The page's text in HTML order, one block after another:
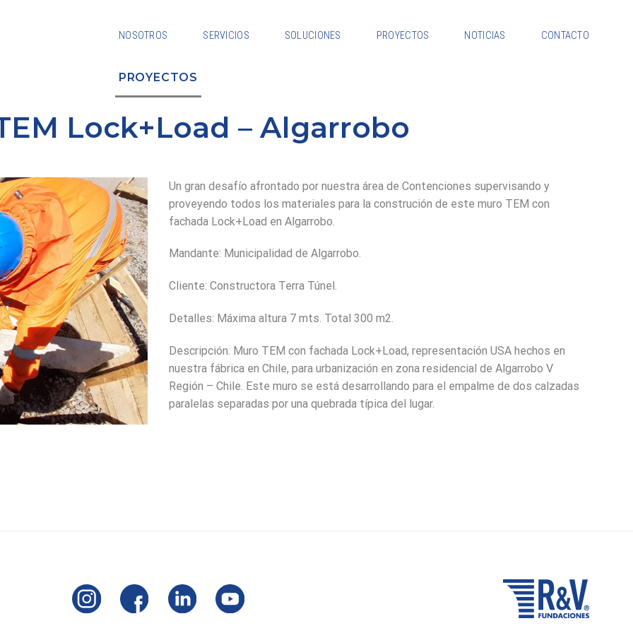
NOSOTROS SERVICIOS SOLUCIONES PROYECTOS NOTICIAS CONTACTO
PROYECTOS
Lock+Load – Algarrobo
Un gran desafío afrontado por nuestra área de Contenciones supervisando y
proveyendo todos los materiales para la construción de este muro TEM con
fachada Lock+Load en Algarrobo.
Mandante: Municipalidad de Algarrobo.
Cliente: Constructora Terra Túnel.
Detalles: Máxima altura 7 mts. Total 300 m2.
Descripción: Muro TEM con fachada Lock+Load, representación USA hechos en
nuestra fábrica en Chile, para urbanización en zona residencial de Algarrobo V
Región – Chile. Este muro se está desarrollando para el empalme de dos calzadas
paralelas separadas por una quebrada típica del lugar.